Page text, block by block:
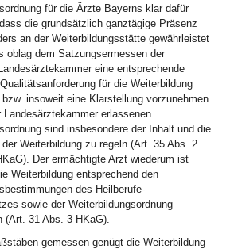
für die Ärzte Bayerns klar dafür
die grundsätzlich ganztägige Präsenz
an der Weiterbildungsstätte gewährleistet
oblag dem Satzungsermessen der
eine entsprechende
für die Weiterbildung
insoweit eine Klarstellung vorzunehmen.
Landesärztekammer erlassenen
sind insbesondere der Inhalt und die
der Weiterbildung zu regeln (Art. 35 Abs. 2
Der ermächtigte Arzt wiederum ist
Weiterbildung entsprechend den
des Heilberufe-
sowie der Weiterbildungsordnung
(Art. 31 Abs. 3 HKaG).
gemessen genügt die Weiterbildung